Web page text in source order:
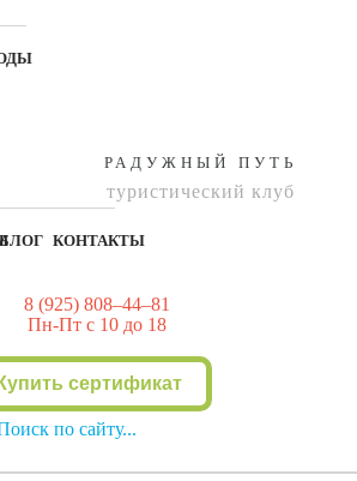
РАДУЖНЫЙ ПУТЬ
туристический клуб
БЛОГ КОНТАКТЫ
8 (925) 808–44–81
Пн-Пт с 10 до 18
Купить сертификат